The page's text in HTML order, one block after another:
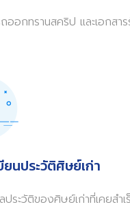
ถออกทรานสคริป และเอกส
ยนประวัติศิษย์เก่า
ประวัติของศิษย์เก่าที่เคยสำ